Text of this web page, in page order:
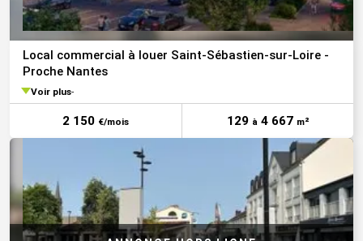
Local commercial à louer Saint-Sébastien-sur-Loire -
Proche Nantes
Voir plus
2 150 €/mois 129 à4 667 m²